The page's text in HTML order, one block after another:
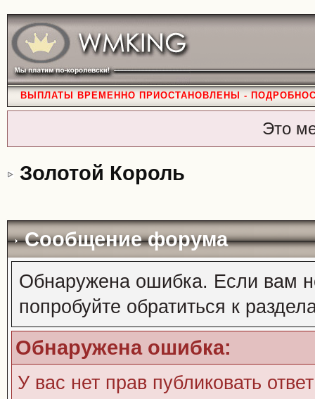
ВЫПЛАТЫ ВРЕМЕННО ПРИОСТАНОВЛЕНЫ -
Это
Золотой Король
Сообщение форума
Обнаружена ошибка. Если вам
попробуйте обратиться к
Обнаружена ошибка:
У вас нет прав публиковать